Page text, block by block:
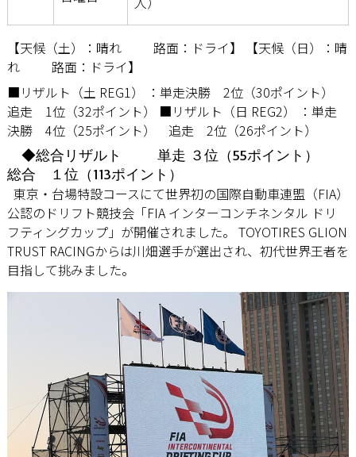
【天候（土）：晴れ 路面：ドライ】 【天候（日）：晴
れ 路面：ドライ】
■リザルト（土 REG1） ：単走決勝 2位（30ポイント）
追走 1位（32ポイント） ■リザルト（日 REG2） ：単走
決勝 4位（25ポイント） 追走 2位（26ポイント）
◆総合リザルト
単走 ３位（55ポイント）
総合 １位（113ポイント）
東京・台場特設コースにて世界初の国際自動車連盟（FIA）
公認のドリフト競技会「FIA インターコンチネンタル ドリ
フティングカップ」が開催されました。 TOYOTIRES GLION
TRUST RACINGからは川畑選手が選出され、初代世界王者を
目指して挑みました。